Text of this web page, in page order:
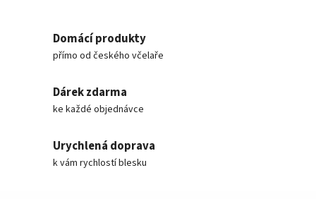
Domácí produkty
přímo od českého včelaře
Dárek zdarma
ke každé objednávce
Urychlená doprava
k vám rychlostí blesku